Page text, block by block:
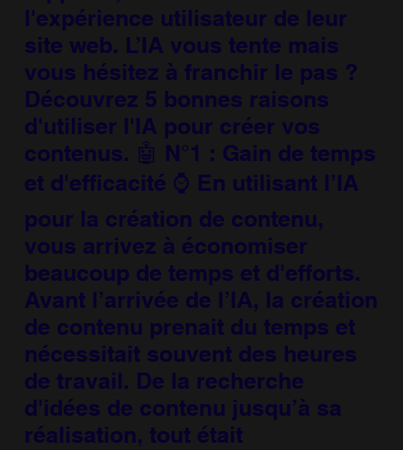
l'expérience utilisateur de leur
site web. L’IA vous tente mais
vous hésitez à franchir le pas ?
Découvrez 5 bonnes raisons
d'utiliser l'IA pour créer vos
contenus. 🤖 N°1 : Gain de temps
et d'efficacité ⌚ En utilisant l’IA
pour la création de contenu,
vous arrivez à économiser
beaucoup de temps et d'efforts.
Avant l’arrivée de l’IA, la création
de contenu prenait du temps et
nécessitait souvent des heures
de travail. De la recherche
d'idées de contenu jusqu’à sa
réalisation, tout était